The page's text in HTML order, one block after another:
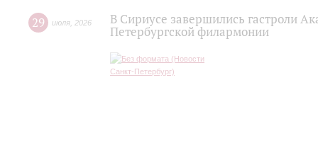
29 июля 2026
В Сириусе завершились гастроли
Петербургской филармонии